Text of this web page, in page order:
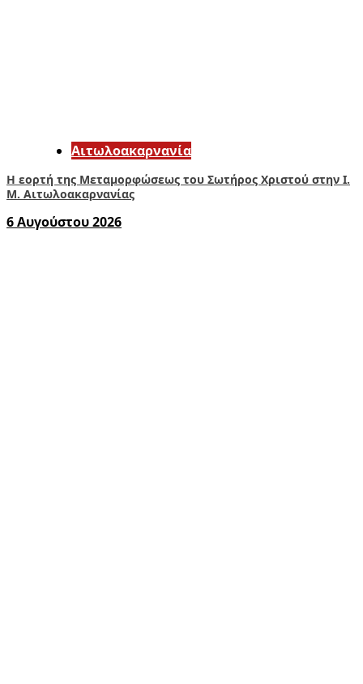
Αιτωλοακαρνανία
Η εορτή της Μεταμορφώσεως του Σωτήρος Χριστού στην Ι.
Μ. Αιτωλοακαρνανίας
6 Αυγούστου 2026